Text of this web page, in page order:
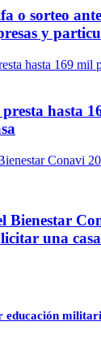
o sorteo
y
hasta
Bienestar
una casa
educación